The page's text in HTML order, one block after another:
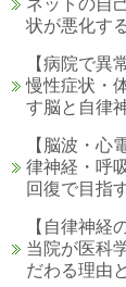
状が悪化す
【病院で異
慢性症状・
す脳と自律
【脳波・心
律神経・呼
回復で目指
【自律神経
当院が医科
だわる理由